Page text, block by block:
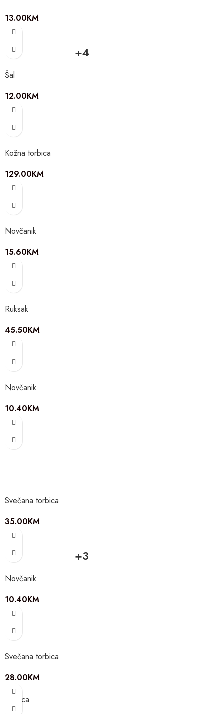
13.00KM
+4
Šal
12.00KM
Kožna torbica
129.00KM
Novčanik
15.60KM
Ruksak
45.50KM
Novčanik
10.40KM
Svečana torbica
35.00KM
+3
Novčanik
10.40KM
Svečana torbica
28.00KM
Torbica